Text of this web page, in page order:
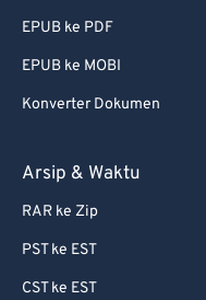
EPUB ke PDF
EPUB ke MOBI
Konverter Dokumen
Arsip & Waktu
RAR ke Zip
PST ke EST
CST ke EST